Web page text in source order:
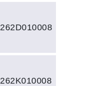
262D010008
262K010008